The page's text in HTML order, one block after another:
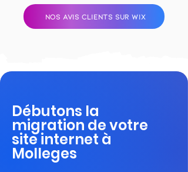
NOS AVIS CLIENTS SUR WIX
Débutons la
migration de votre
site internet à
Molleges